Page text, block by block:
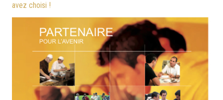
avez choisi !